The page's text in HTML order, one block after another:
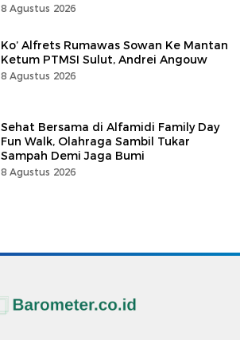
8 Agustus 2026
Ko’ Alfrets Rumawas Sowan Ke Mantan
Ketum PTMSI Sulut, Andrei Angouw
8 Agustus 2026
Sehat Bersama di Alfamidi Family Day
Fun Walk, Olahraga Sambil Tukar
Sampah Demi Jaga Bumi
8 Agustus 2026